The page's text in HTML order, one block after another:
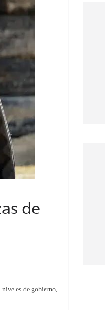
de
niveles de gobierno,